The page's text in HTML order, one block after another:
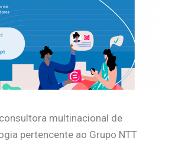
multinacional de
pertencente ao Grupo NTT